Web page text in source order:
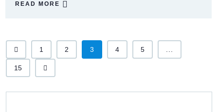
READ MORE
1 2 3 4 5
15